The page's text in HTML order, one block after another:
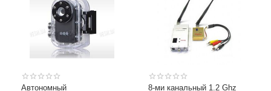
Автономный
8-ми канальный 1.2 Ghz